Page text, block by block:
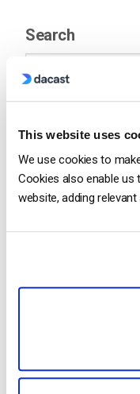
This website uses
We use cookies to
Cookies also enable us
website, adding
Search
Recent
by Jon